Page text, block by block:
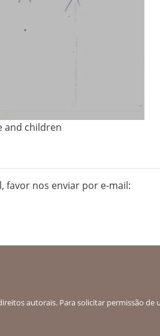
and children
favor nos enviar por e-mail:
autorais. Para solicitar permissão de